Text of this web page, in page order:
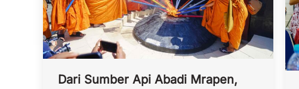
Dari Sumber Api Abadi Mrapen,